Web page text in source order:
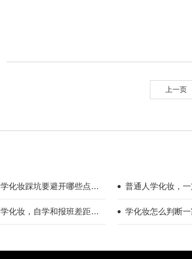
学化妆踩坑要避开哪些点？
新手择校干货分享
普通人学化妆，
你的学习目标
学化妆，自学和报班差距到
底有多大？
学化妆怎么判断
学靠不靠谱？
上一页